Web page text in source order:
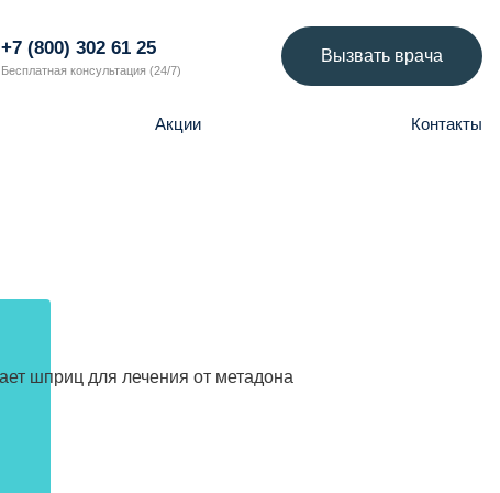
+7 (800) 302 61 25
Бесплатная консультация (24/7)
Вызвать врача
Акции Контакты